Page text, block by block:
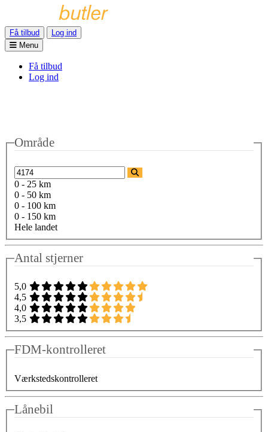
Få tilbud
Log ind
Menu
Få tilbud
Log ind
Område
0 - 25 km
0 - 50 km
0 - 100 km
0 - 150 km
Hele landet
Antal stjerner
5,0
4,5
4,0
3,5
FDM-kontrolleret
Værkstedskontrolleret
Lånebil